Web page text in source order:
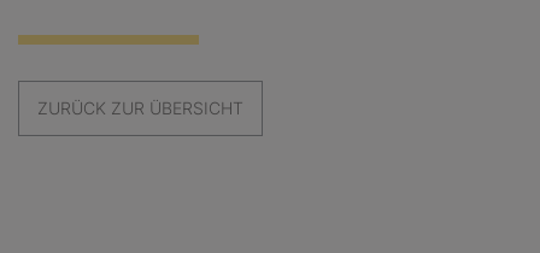
ZURÜCK ZUR ÜBERSICHT